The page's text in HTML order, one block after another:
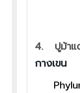
4. ปูม้า
กางเขน